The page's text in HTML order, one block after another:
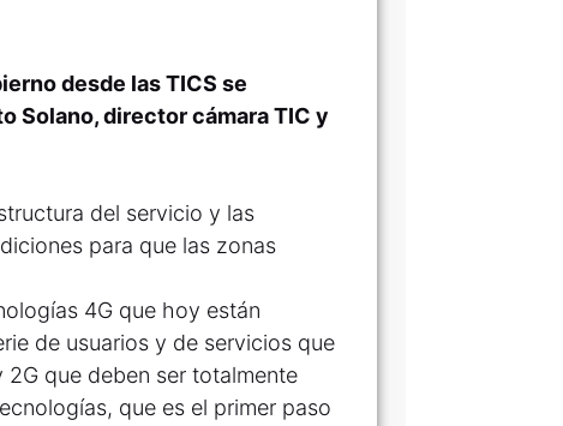
desde las TICS se
Solano, director cámara TIC y
del servicio y las
para que las zonas
4G que hoy están
de usuarios y de servicios que
que deben ser totalmente
que es el primer paso